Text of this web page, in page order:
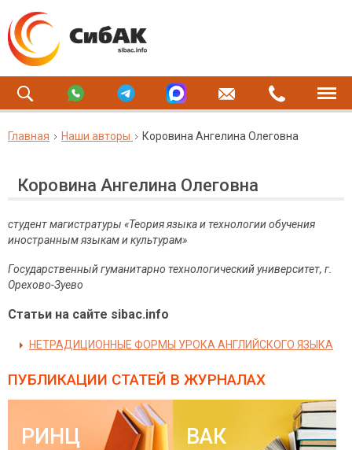
Главная Наши авторы Коровина Ангелина Олеговна
Коровина Ангелина Олеговна
студент магистратуры «Теория языка и технологии обучения
иностранным языкам и культурам»
Государственный гуманитарно технологический университет, г.
Орехово-Зуево
Статьи на сайте sibac.info
НЕТРАДИЦИОННЫЕ ФОРМЫ УРОКА АНГЛИЙСКОГО ЯЗЫКА
ПУБЛИКАЦИИ СТАТЕЙ В ЖУРНАЛАХ
РИНЦ ВАК